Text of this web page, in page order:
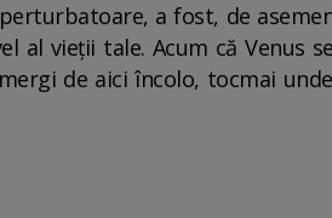
a fost, de
al vieții tale. Acum că Venus
de aici încolo, tocmai